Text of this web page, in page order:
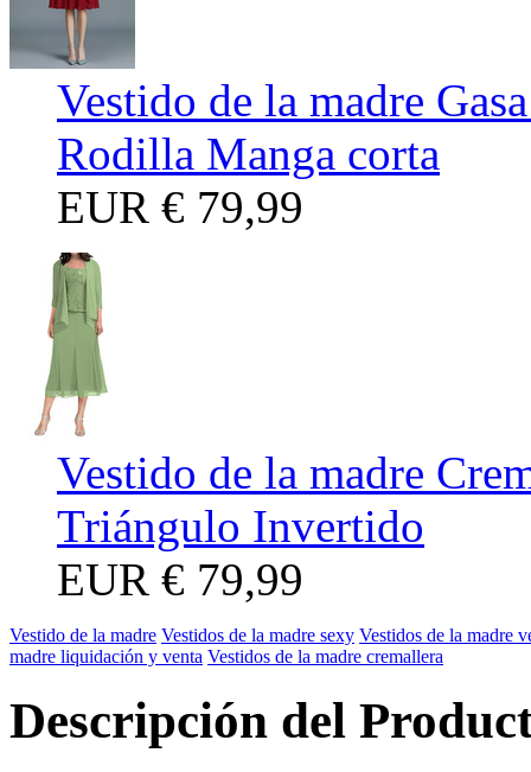
Vestido de la madre
Rodilla Manga corta
EUR € 79,99
Vestido de la madre
Triángulo Invertido
EUR € 79,99
Vestido de la madre Vestidos de la madre sexy Vestidos de la madre
madre liquidación y venta Vestidos de la madre cremallera
Descripción del